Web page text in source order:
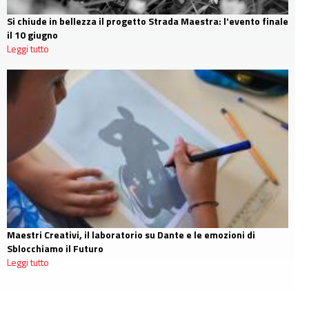
Si chiude in bellezza il progetto Strada Maestra: l'evento finale
il 10 giugno
Leggi tutto
Maestri Creativi, il laboratorio su Dante e le emozioni di
Sblocchiamo il Futuro
Leggi tutto